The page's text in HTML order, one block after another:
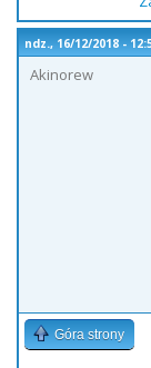
ndz., 16/12/2018 -
Akinorew
Góra strony